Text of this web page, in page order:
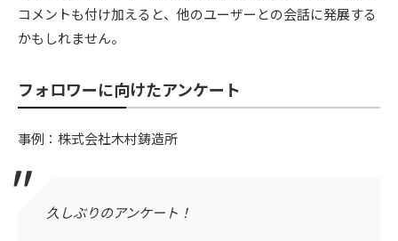
コメントも付け加えると、他のユーザーとの会話に発展する
かもしれません。
フォロワーに向けたアンケート
事例：株式会社木村鋳造所
久しぶりのアンケート！